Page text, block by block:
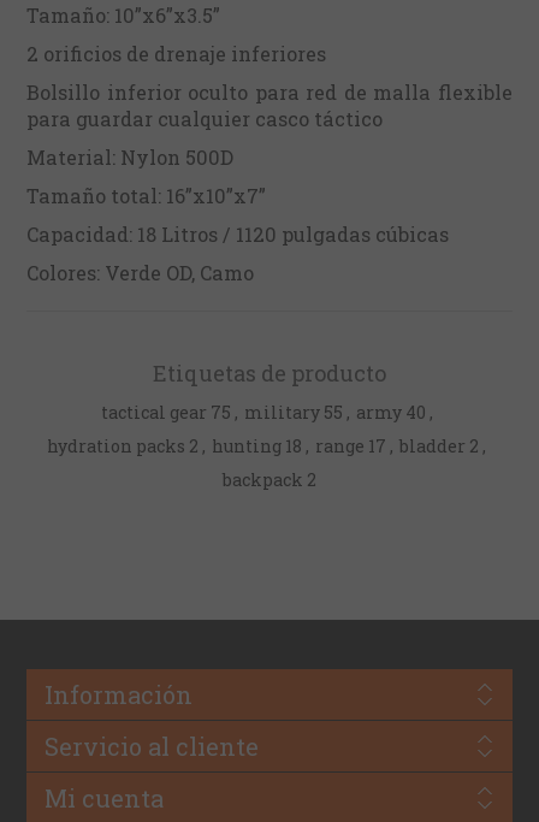
Tamaño: 10”x6”x3.5”
2 orificios de drenaje inferiores
Bolsillo inferior oculto para red de malla flexible
para guardar cualquier casco táctico
Material: Nylon 500D
Tamaño total: 16”x10”x7”
Capacidad: 18 Litros / 1120 pulgadas cúbicas
Colores: Verde OD, Camo
Etiquetas de producto
tactical gear 75 , military 55 , army 40 ,
hydration packs 2 , hunting 18 , range 17 , bladder 2 ,
backpack 2
Información
Servicio al cliente
Mi cuenta